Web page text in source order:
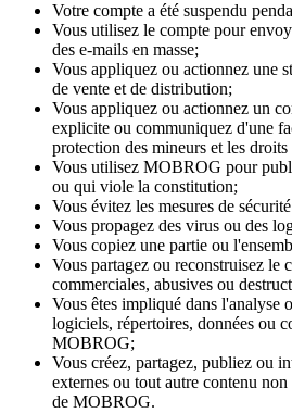
Votre compte a été suspendu
Vous utilisez le compte pour
des e-mails en masse;
Vous appliquez ou actionnez une
de vente et de distribution;
Vous appliquez ou actionnez un
explicite ou communiquez d'une
protection des mineurs et les
Vous utilisez MOBROG pour
ou qui viole la constitution;
Vous évitez les mesures de
Vous propagez des virus ou des
Vous copiez une partie ou
Vous partagez ou reconstruisez le
commerciales, abusives ou
Vous êtes impliqué dans l'analyse
logiciels, répertoires, données ou
MOBROG;
Vous créez, partagez, publiez ou
externes ou tout autre contenu
de MOBROG.